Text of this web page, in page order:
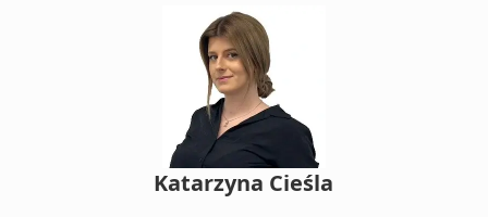
Katarzyna Cieśla